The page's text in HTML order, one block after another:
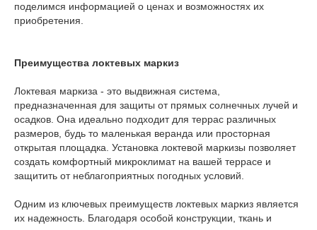
поделимся информацией о ценах и возможностях их
приобретения.
Преимущества локтевых маркиз
Локтевая маркиза - это выдвижная система,
предназначенная для защиты от прямых солнечных лучей и
осадков. Она идеально подходит для террас различных
размеров, будь то маленькая веранда или просторная
открытая площадка. Установка локтевой маркизы позволяет
создать комфортный микроклимат на вашей террасе и
защитить от неблагоприятных погодных условий.
Одним из ключевых преимуществ локтевых маркиз является
их надежность. Благодаря особой конструкции, ткань и